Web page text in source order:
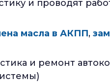
и проводят
масла в АКПП,
и ремонт